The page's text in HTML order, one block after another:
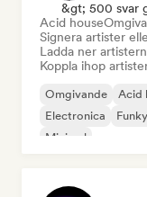
&gt; 500 svar
Acid house
Signera artister
Ladda ner
Koppla ihop
Omgivande Acid
Electronica
Minimal